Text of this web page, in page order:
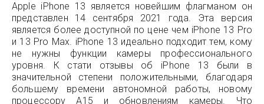
Apple iPhone 13 является новейшим флагманом он
представлен 14 сентября 2021 года. Эта версия
является более доступной по цене чем iPhone 13 Pro
и 13 Pro Max. iPhone 13 идеально подходит тем, кому
не нужны функции камеры профессионального
уровня. К стати отзывы об iPhone 13 были в
значительной степени положительными, благодаря
большему времени автономной работы, новому
процессору A15 и обновлениям камеры. Что